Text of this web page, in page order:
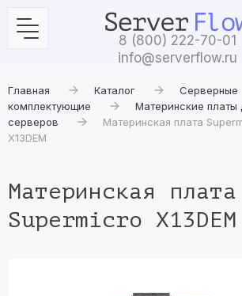
8 (800) 222-70-01
info@serverflow.ru
Главная Каталог
Серверные
комплектующие
Материнские платы
серверов
Материнская плата
X13DEM
Материнская плата
Supermicro X13DEM